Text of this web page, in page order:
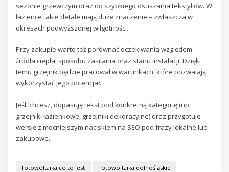
sezonie grzewczym oraz do szybkiego osuszania tekstyliów. W
łazience takie detale mają duże znaczenie – zwłaszcza w
okresach podwyższonej wilgotności.
Przy zakupie warto też porównać oczekiwania względem
źródła ciepła, sposobu zasilania oraz stanu instalacji. Dzięki
temu grzejnik będzie pracował w warunkach, które pozwalają
wykorzystać jego potencjał.
Jeśli chcesz, dopasuję tekst pod konkretną kategorię (np.
grzejniki łazienkowe, grzejniki dekoracyjne) oraz przygotuję
wersję z mocniejszym naciskiem na SEO pod frazy lokalne lub
zakupowe.
fotowoltaika co to jest fotowoltaika dolnośląskie